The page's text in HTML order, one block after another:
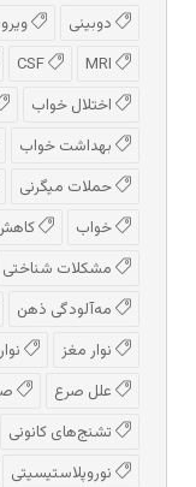
دوبینی
اختلال خواب
بهداشت خواب
حملات میگرنی
خواب
مشکلات شناختی
مه‌آلودگی ذهن
نوار مغز
علل صرع
تشنج‌های کانونی
نوروپلاستیسیتی